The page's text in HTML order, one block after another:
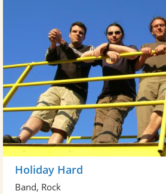
Holiday Hard
Band, Rock